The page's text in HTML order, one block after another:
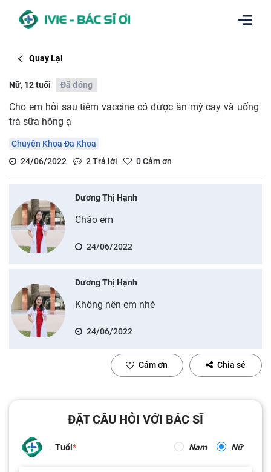
Quay Lại
Nữ, 12 tuổi Đã đóng
Cho em hỏi sau tiêm vaccine có được ăn mỳ cay và uống
trà sữa hông ạ
Chuyên Khoa Đa Khoa
24/06/2022
2Trả lời 0Cảm ơn
Dương Thị Hạnh
Chào em
24/06/2022
Dương Thị Hạnh
Không nên em nhé
24/06/2022
Cảm ơn Chia sẻ
ĐẶT CÂU HỎI VỚI BÁC SĨ
Tuổi Nam Nữ